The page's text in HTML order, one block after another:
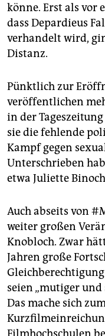
könne. Erst als vor
dass Depardieus
verhandelt wird,
Distanz.
Pünktlich zur
veröffentlichen
in der Tageszeitung
sie die fehlende
Kampf gegen
Unterschrieben
etwa Juliette
Auch abseits von
weiter großen
Knobloch. Zwar
Jahren große
seien „mutiger und
Das mache sich